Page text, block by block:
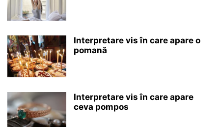
Interpretare vis în care apare o
pomană
Interpretare vis în care apare
ceva pompos